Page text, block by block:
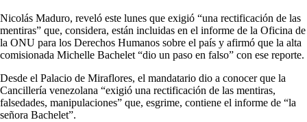
Nicolás Maduro, reveló este lunes que exigió “una rectificación de las
mentiras” que, considera, están incluidas en el informe de la Oficina de
la ONU para los Derechos Humanos sobre el país y afirmó que la alta
comisionada Michelle Bachelet “dio un paso en falso” con ese reporte.
Desde el Palacio de Miraflores, el mandatario dio a conocer que la
Cancillería venezolana “exigió una rectificación de las mentiras,
falsedades, manipulaciones” que, esgrime, contiene el informe de “la
señora Bachelet”.